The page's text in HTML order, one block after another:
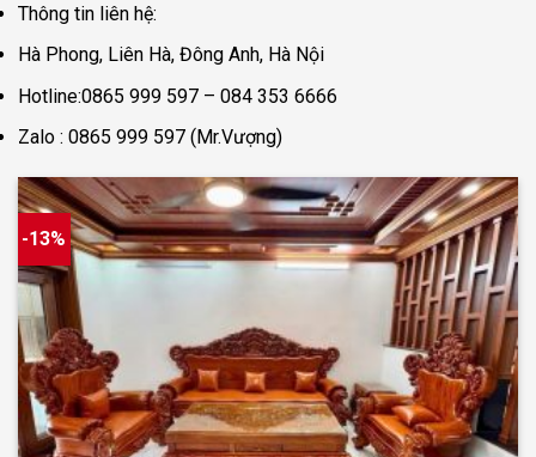
Thông tin liên hệ:
Hà Phong, Liên Hà, Đông Anh, Hà Nội
Hotline:0865 999 597 – 084 353 6666
Zalo : 0865 999 597 (Mr.Vượng)
-13%